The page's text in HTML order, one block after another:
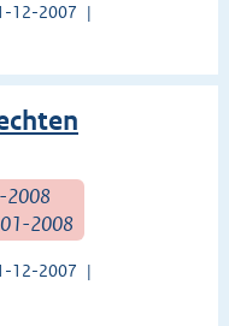
12-2007
2008
2008
12-2007